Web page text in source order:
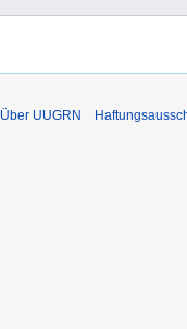
Über UUGRN